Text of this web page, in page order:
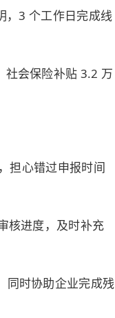
，3 个工作日完成线
社会保险补贴 3.2 万
担心错过申报时间
核进度，及时补充
同时协助企业完成残